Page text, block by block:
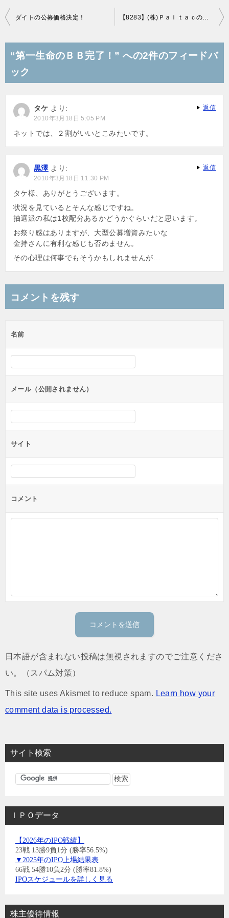
投
ゲ
シ
ョ
ダイトの公募価格決定！ 【8283】(株)Ｐａｌｔａｃの初値結果
“第一生命のＢＢ完了！” への2件のフィードバ
ック
タケ より:
2010年3月18日 5:05 PM
ネットでは、２割がいいとこみたいです。
返信
黒澤 より:
2010年3月18日 11:30 PM
タケ様、ありがとうございます。
状況を見ているとそんな感じですね。
抽選派の私は1枚配分あるかどうかぐらいだと思います。
お祭り感はありますが、大型公募増資みたいな
金持さんに有利な感じも否めません。
その心理は何事でもそうかもしれませんが…
返信
コメントを残す
名前
メール（公開されません）
サイト
コメント
日本語が含まれない投稿は無視されますのでご注意くださ
い。（スパム対策）
This site uses Akismet to reduce spam. Learn how your
comment data is processed.
サイト検索
ＩＰＯデータ
【2026年のIPO戦績】
23戦 13勝9負1分 (勝率56.5%)
▼2025年のIPO上場結果表
66戦 54勝10負2分 (勝率81.8%)
IPOスケジュールを詳しく見る
株主優待情報